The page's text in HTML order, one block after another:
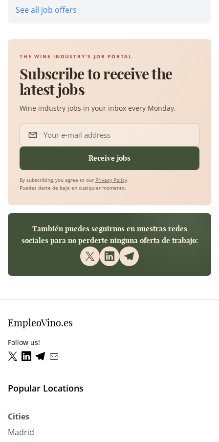
See all job offers
THE WINE INDUSTRY'S JOB PORTAL
Subscribe to receive the
latest jobs
Wine industry jobs in your inbox every Monday.
Your e-mail address
Receive jobs
By subscribing, you agree to our Privacy Policy.
Puedes darte de baja en cualquier momento.
También puedes seguirnos en nuestras redes
sociales para no perderte ninguna oferta de trabajo:
EmpleoVino.es
Follow us!
Popular Locations
Cities
Madrid